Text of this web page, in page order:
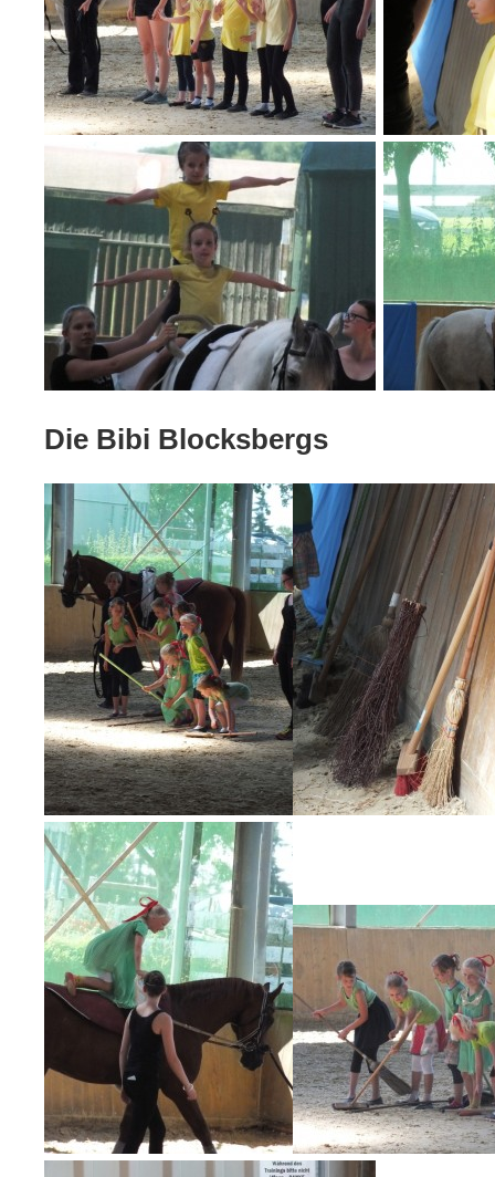
Die Bibi Blocksbergs